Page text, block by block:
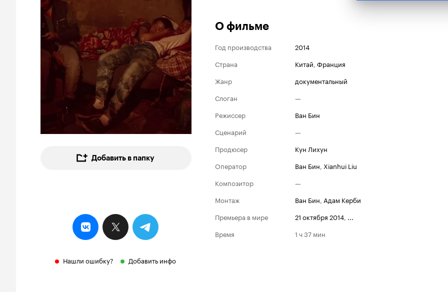
Добавить в папку
Нашли ошибку? Добавить инфо
О фильме
Год производства
2014
Страна
Китай, Франция
Жанр
документальный
Слоган
—
Режиссер
Ван Бин
Сценарий
—
Продюсер
Кун Лихун
Оператор
Ван Бин, Xianhui Liu
Композитор
—
Монтаж
Ван Бин, Адам Керби
Премьера в мире
21 октября 2014, ...
Время
1 ч 37 мин